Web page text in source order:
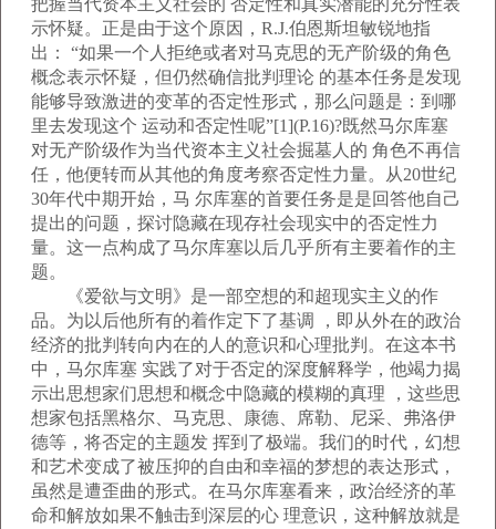
把握当代资本主义社会的 否定性和真实潜能的充分性表
示怀疑。正是由于这个原因，R.J.伯恩斯坦敏锐地指
出： “如果一个人拒绝或者对马克思的无产阶级的角色
概念表示怀疑，但仍然确信批判理论 的基本任务是发现
能够导致激进的变革的否定性形式，那么问题是：到哪
里去发现这个 运动和否定性呢”[1](P.16)?既然马尔库塞
对无产阶级作为当代资本主义社会掘墓人的 角色不再信
任，他便转而从其他的角度考察否定性力量。从20世纪
30年代中期开始，马 尔库塞的首要任务是是回答他自己
提出的问题，探讨隐藏在现存社会现实中的否定性力
量。这一点构成了马尔库塞以后几乎所有主要着作的主
题。
《爱欲与文明》是一部空想的和超现实主义的作
品。为以后他所有的着作定下了基调 ，即从外在的政治
经济的批判转向内在的人的意识和心理批判。在这本书
中，马尔库塞 实践了对于否定的深度解释学，他竭力揭
示出思想家们思想和概念中隐藏的模糊的真理 ，这些思
想家包括黑格尔、马克思、康德、席勒、尼采、弗洛伊
德等，将否定的主题发 挥到了极端。我们的时代，幻想
和艺术变成了被压抑的自由和幸福的梦想的表达形式，
虽然是遭歪曲的形式。在马尔库塞看来，政治经济的革
命和解放如果不触击到深层的心 理意识，这种解放就是